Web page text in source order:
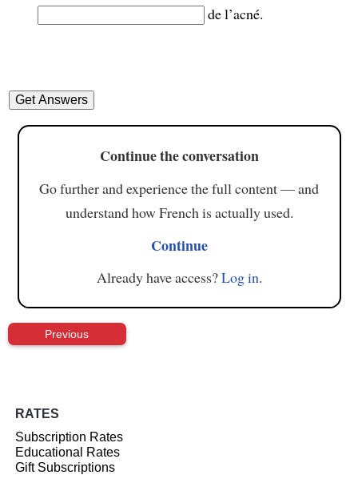
de l’acné.
Continue the conversation
Go further and experience the full content — and
understand how French is actually used.
Continue
Already have access?Log in.
Previous
RATES
Subscription Rates
Educational Rates
Gift Subscriptions